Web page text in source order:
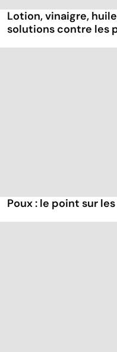
Lotion, vinaigre,
solutions contre les
Poux : le point sur